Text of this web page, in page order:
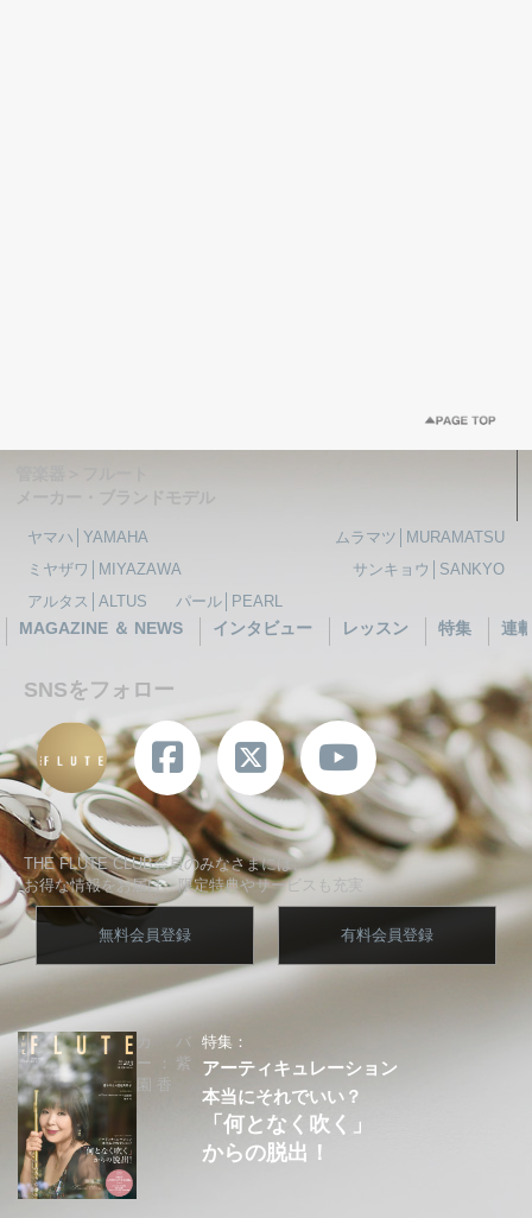
ヤマハ│YAMAHA
ムラマツ│MURAMATSU
ミヤザワ│MIYAZAWA
サンキョウ│SANKYO
アルタス│ALTUS
パール│PEARL
MAGAZINE ＆ NEWS インタビュー レッスン 特集 連
SNSをフォロー
THE FLUTE CLUB会員のみなさまには、
お得な情報をお届け、限定特典やサービスも充実
無料会員登録 有料会員登録
特集：
アーティキュレーション
本当にそれでいい？
「何となく吹く」
からの脱出！
カバ
ー：紫
園 香